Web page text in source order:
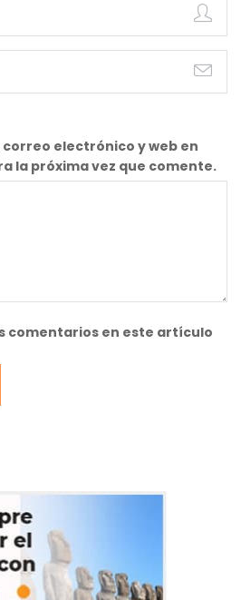
electrónico y web en
la próxima vez que comente.
comentarios en este artículo